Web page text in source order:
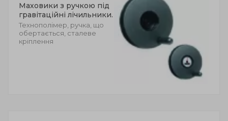
Маховики з ручкою під
гравітаційні лічильники.
Технополімер, ручка, що
обертається, сталеве
кріплення